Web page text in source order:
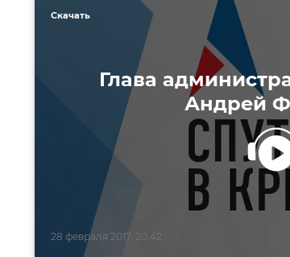
Глава
Андрей
28 февраля 2017, 20:42
Скачать